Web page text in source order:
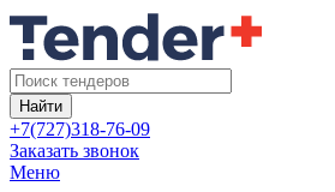
Найти
+7(727)318-76-09
Заказать звонок
Меню